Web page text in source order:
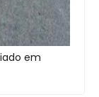
em